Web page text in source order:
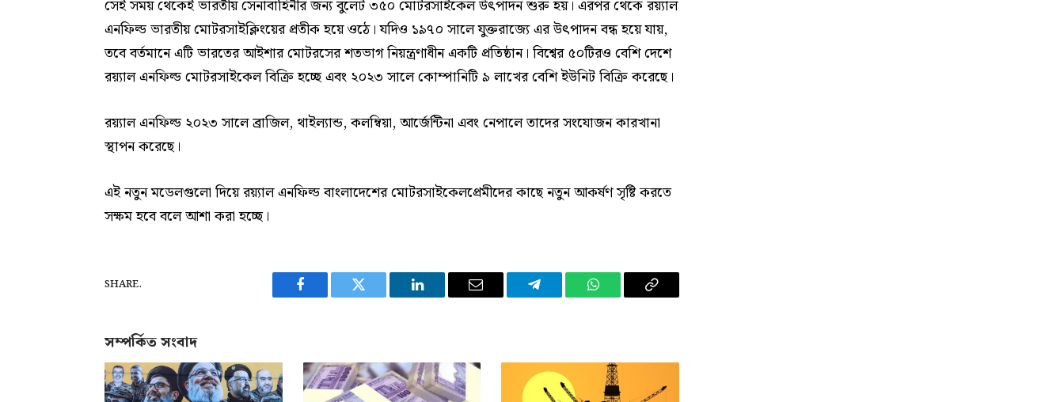
সেই সময় থেকেই ভারতীয় সেনাবাহিনীর জন্য বুলেট ৩৫০ মোটরসাইকেল উৎপাদন শুরু হয়। এরপর থেকে রয়্যাল
এনফিল্ড ভারতীয় মোটরসাইক্লিংয়ের প্রতীক হয়ে ওঠে। যদিও ১৯৭০ সালে যুক্তরাজ্যে এর উৎপাদন বন্ধ হয়ে যায়,
তবে বর্তমানে এটি ভারতের আইশার মোটরসের শতভাগ নিয়ন্ত্রণাধীন একটি প্রতিষ্ঠান। বিশ্বের ৫০টিরও বেশি দেশে
রয়্যাল এনফিল্ড মোটরসাইকেল বিক্রি হচ্ছে এবং ২০২৩ সালে কোম্পানিটি ৯ লাখের বেশি ইউনিট বিক্রি করেছে।
রয়্যাল এনফিল্ড ২০২৩ সালে ব্রাজিল, থাইল্যান্ড, কলম্বিয়া, আর্জেন্টিনা এবং নেপালে তাদের সংযোজন কারখানা
স্থাপন করেছে।
এই নতুন মডেলগুলো দিয়ে রয়্যাল এনফিল্ড বাংলাদেশের মোটরসাইকেলপ্রেমীদের কাছে নতুন আকর্ষণ সৃষ্টি করতে
সক্ষম হবে বলে আশা করা হচ্ছে।
SHARE.
Facebook Twitter LinkedIn Email Telegram WhatsAppCopy
সম্পর্কিত সংবাদ